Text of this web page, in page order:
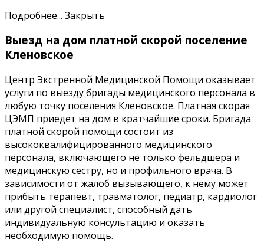
Подробнее... Закрыть
Выезд на дом платной скорой поселение
Кленовское
Центр Экстренной Медицинской Помощи оказывает
услуги по выезду бригады медицинского персонала в
любую точку поселения Кленовское. Платная скорая
ЦЭМП приедет на дом в кратчайшие сроки. Бригада
платной скорой помощи состоит из
высококвалифицированного медицинского
персонала, включающего не только фельдшера и
медицинскую сестру, но и профильного врача. В
зависимости от жалоб вызывающего, к нему может
прибыть терапевт, травматолог, педиатр, кардиолог
или другой специалист, способный дать
индивидуальную консультацию и оказать
необходимую помощь.